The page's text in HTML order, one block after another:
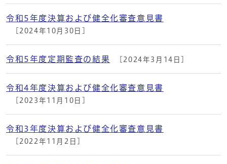
令和5年度決算および健全化審査意見書
[2024年10月30日]
令和5年度定期監査の結果 [2024年3月14日]
令和4年度決算および健全化審査意見書
[2023年11月10日]
令和3年度決算および健全化審査意見書
[2022年11月2日]